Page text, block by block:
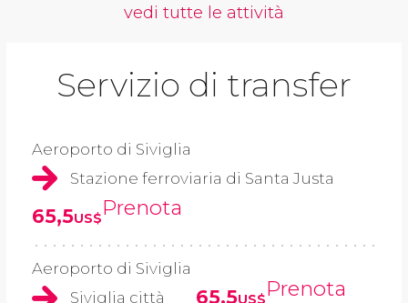
vedi tutte le attività
Servizio di transfer
Aeroporto di Siviglia
Stazione ferroviaria di Santa Justa
65,5US$Prenota
Aeroporto di Siviglia
Siviglia città
65,5US$Prenota